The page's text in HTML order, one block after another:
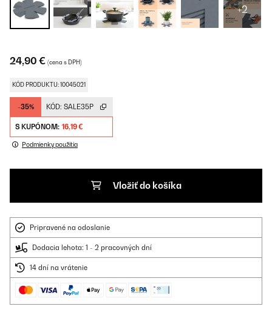
+2
24,90 € (cena s DPH)
KÓD PRODUKTU: 10045021
-35% KÓD: SALE35P
S KUPÓNOM: 16,19 €
Podmienky použitia
Vložiť do košíka
Pripravené na odoslanie
Dodacia lehota: 1 - 2 pracovných dní
14 dní na vrátenie